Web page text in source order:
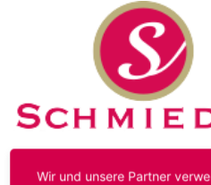
Kontakt Impressum
Wir und unsere Partner